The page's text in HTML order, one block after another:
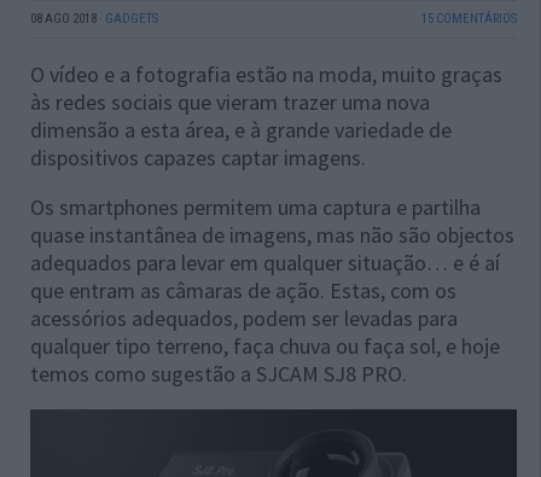
08 AGO 2018 · GADGETS 15 COMENTÁRIOS
O vídeo e a fotografia estão na moda, muito graças
às redes sociais que vieram trazer uma nova
dimensão a esta área, e à grande variedade de
dispositivos capazes captar imagens.
Os smartphones permitem uma captura e partilha
quase instantânea de imagens, mas não são objectos
adequados para levar em qualquer situação… e é aí
que entram as câmaras de ação. Estas, com os
acessórios adequados, podem ser levadas para
qualquer tipo terreno, faça chuva ou faça sol, e hoje
temos como sugestão a SJCAM SJ8 PRO.